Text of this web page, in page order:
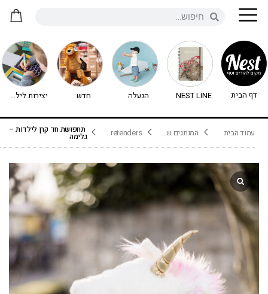
דף הבית NEST LINE הנעלה חדש יצירות לילדים - יצירה לילדים
עמוד הבית המותגים שלנו Great Pretenders תחפושת חד קרן לילדות –
גלימה